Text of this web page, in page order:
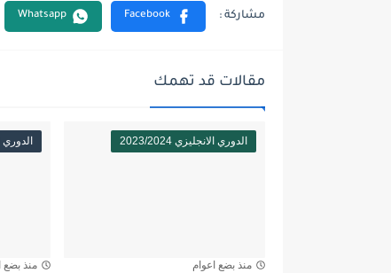
مقالات قد تهمك
الدوري الانجليزي 2023/2024
منذ بضع اعوام
الدوري
منذ بضع